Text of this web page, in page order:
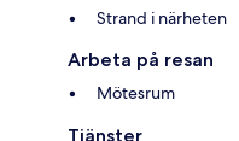
Strand i närheten
Arbeta på resan
Mötesrum
Tjänster